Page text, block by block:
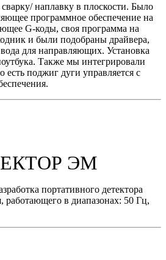
наплавку в плоскости. Было
программное обеспечение на
G-коды, своя программа на
и были подобраны драйвера,
для направляющих. Установка
Также мы интегрировали
есть поджиг дуги управляется с
ЭМ
портативного детектора
работающего в диапазонах: 50 Гц,